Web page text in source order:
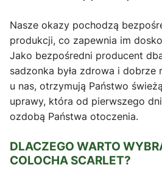
Nasze okazy pochodzą
produkcji, co zapewnia im
Jako bezpośredni producent
sadzonka była zdrowa i dobrze
u nas, otrzymują Państwo
uprawy, która od pierwszego
ozdobą Państwa otoczenia.
DLACZEGO WARTO
COLOCHA SCARLET?